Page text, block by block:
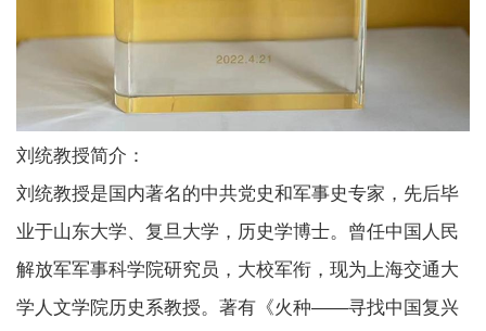
刘统教授简介：
刘统教授是国内著名的中共党史和军事史专家，先后毕
业于山东大学、复旦大学，历史学博士。曾任中国人民
解放军军事科学院研究员，大校军衔，现为上海交通大
学人文学院历史系教授。著有《火种——寻找中国复兴